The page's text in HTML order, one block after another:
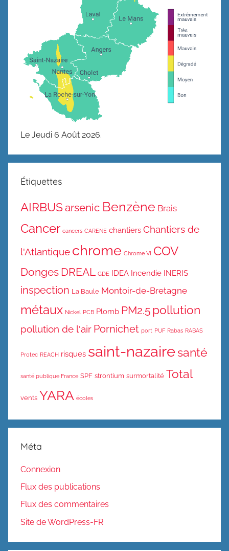
Le Jeudi 6 Août 2026.
Étiquettes
AIRBUSarsenic Benzène Brais
Cancer cancers CARENE chantiers Chantiers de
l'Atlantique chrome Chrome VI COV
Donges DREAL GDE IDEA Incendie INERIS
inspection La Baule Montoir-de-Bretagne
métaux Nickel PCB Plomb PM2.5 pollution
pollution de l'air Pornichet port PUF Rabas RABAS
Protec REACH risques saint-nazairesanté
santé publique France SPF strontium surmortalité Total
vents YARA écoles
Méta
Connexion
Flux des publications
Flux des commentaires
Site de WordPress-FR